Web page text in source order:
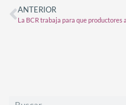
ANTERIOR